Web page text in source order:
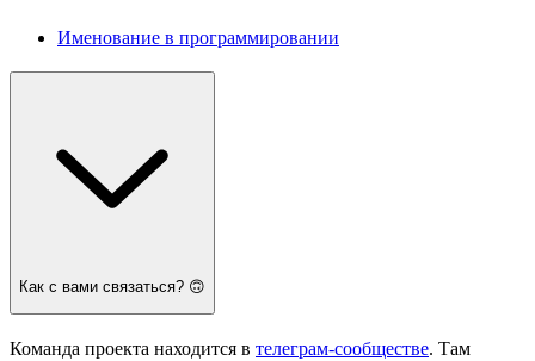
Именование в программировании
Как с вами связаться? 🙃
Команда проекта находится в телеграм-сообществе. Там